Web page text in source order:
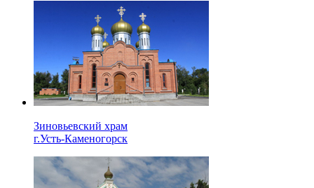
Зиновьевский храм
г.Усть-Каменогорск